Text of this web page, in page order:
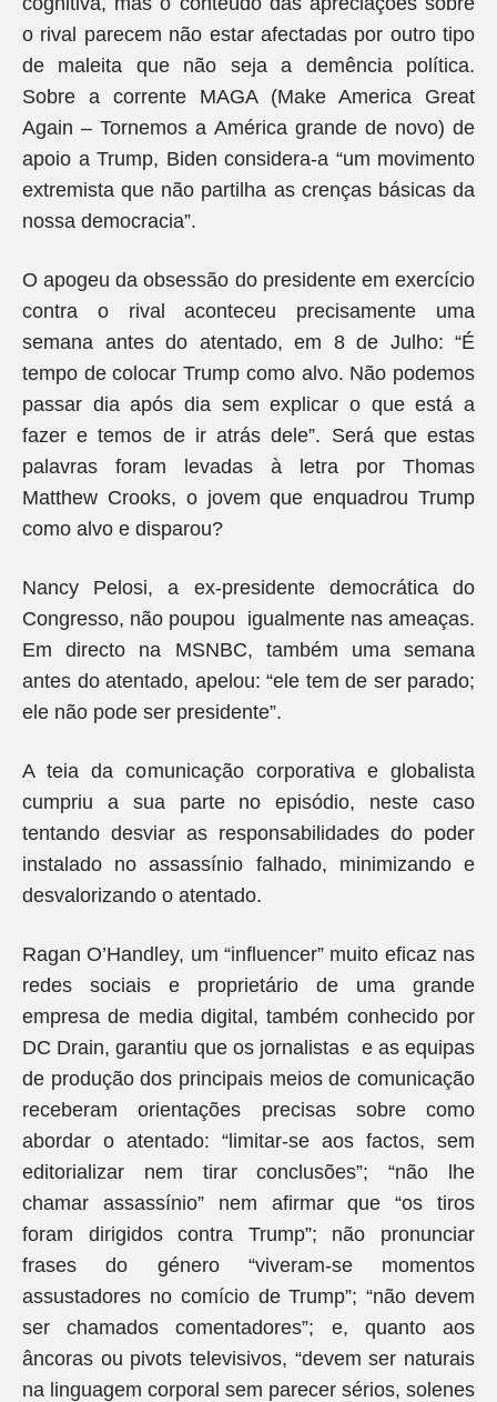
o rival parecem não estar afectadas por outro tipo
de maleita que não seja a demência política.
Sobre a corrente MAGA (Make America Great
Again – Tornemos a América grande de novo) de
apoio a Trump, Biden considera-a “um movimento
extremista que não partilha as crenças básicas da
nossa democracia”.
O apogeu da obsessão do presidente em exercício
contra o rival aconteceu precisamente uma
semana antes do atentado, em 8 de Julho: “É
tempo de colocar Trump como alvo. Não podemos
passar dia após dia sem explicar o que está a
fazer e temos de ir atrás dele”. Será que estas
palavras foram levadas à letra por Thomas
Matthew Crooks, o jovem que enquadrou Trump
como alvo e disparou?
Nancy Pelosi, a ex-presidente democrática do
Congresso, não poupou igualmente nas ameaças.
Em directo na MSNBC, também uma semana
antes do atentado, apelou: “ele tem de ser parado;
ele não pode ser presidente”.
A teia da comunicação corporativa e globalista
cumpriu a sua parte no episódio, neste caso
tentando desviar as responsabilidades do poder
instalado no assassínio falhado, minimizando e
desvalorizando o atentado.
Ragan O’Handley, um “influencer” muito eficaz nas
redes sociais e proprietário de uma grande
empresa de media digital, também conhecido por
DC Drain, garantiu que os jornalistas e as equipas
de produção dos principais meios de comunicação
receberam orientações precisas sobre como
abordar o atentado: “limitar-se aos factos, sem
editorializar nem tirar conclusões”; “não lhe
chamar assassínio” nem afirmar que “os tiros
foram dirigidos contra Trump”; não pronunciar
frases do género “viveram-se momentos
assustadores no comício de Trump”; “não devem
ser chamados comentadores”; e, quanto aos
âncoras ou pivots televisivos, “devem ser naturais
na linguagem corporal sem parecer sérios, solenes